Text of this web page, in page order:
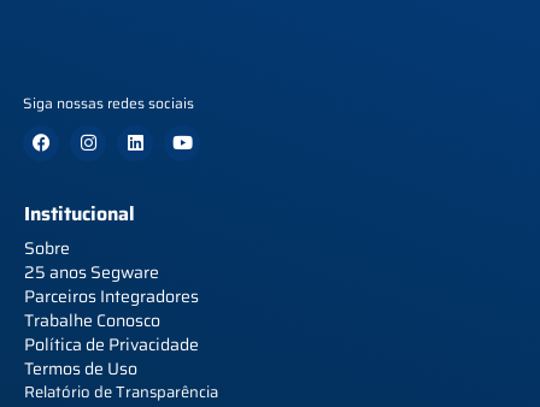
Siga nossas redes sociais
Institucional
Sobre
25 anos Segware
Parceiros Integradores
Trabalhe Conosco
Política de Privacidade
Termos de Uso
Relatório de Transparência